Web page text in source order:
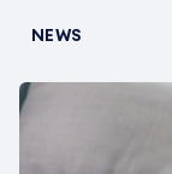
NEWS